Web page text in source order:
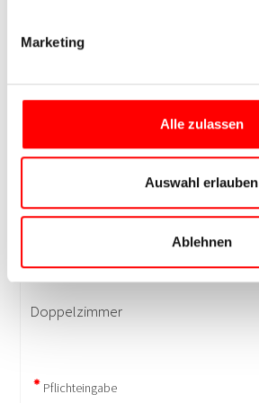
Marketing
Alle zulassen
Auswahl erlauben
Ablehnen